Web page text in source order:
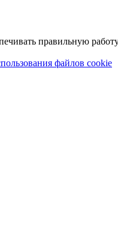
правильную
файлов cookie